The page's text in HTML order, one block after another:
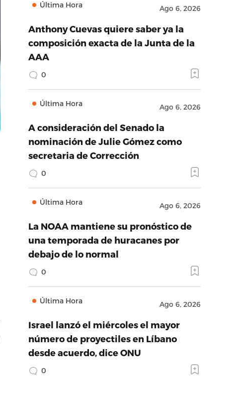
Última Hora Ago 6, 2026
Anthony Cuevas quiere saber ya la
composición exacta de la Junta de la
AAA
0
Última Hora Ago 6, 2026
A consideración del Senado la
nominación de Julie Gómez como
secretaria de Corrección
0
Última Hora Ago 6, 2026
La NOAA mantiene su pronóstico de
una temporada de huracanes por
debajo de lo normal
0
Última Hora Ago 6, 2026
Israel lanzó el miércoles el mayor
número de proyectiles en Líbano
desde acuerdo, dice ONU
0